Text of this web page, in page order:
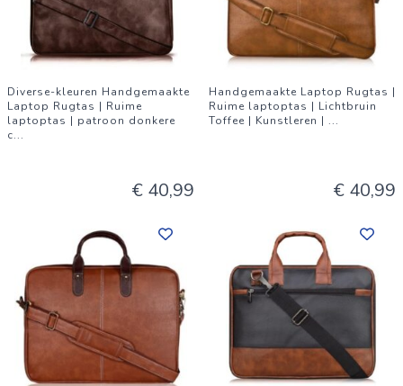
Diverse-kleuren Handgemaakte
Laptop Rugtas | Ruime
laptoptas | patroon donkere
c...
€ 40,99
Handgemaakte Laptop Rugtas |
Ruime laptoptas | Lichtbruin
Toffee | Kunstleren | ...
€ 40,99